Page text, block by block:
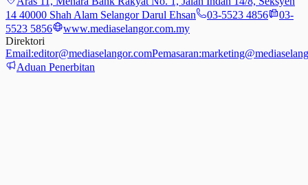
14 40000 Shah Alam Selangor Darul Ehsan
03-5523 4856
03-
5523 5856
www.mediaselangor.com.my
Direktori
Email:editor@mediaselangor.comPemasaran:
Aduan Penerbitan